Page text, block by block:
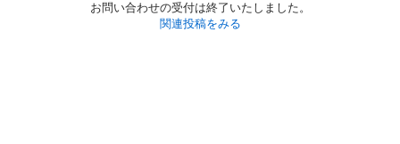
お問い合わせの受付は終了いたしました。
関連投稿をみる